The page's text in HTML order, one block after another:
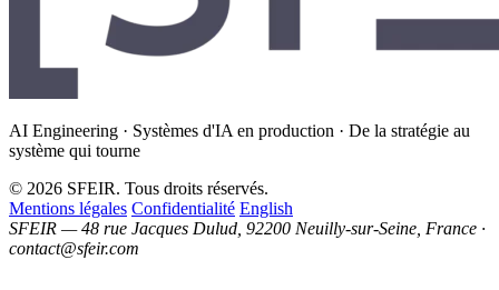
AI Engineering · Systèmes d'IA en production · De la stratégie au
système qui tourne
© 2026 SFEIR. Tous droits réservés.
Mentions légales Confidentialité English
SFEIR — 48 rue Jacques Dulud, 92200 Neuilly-sur-Seine, France ·
contact@sfeir.com